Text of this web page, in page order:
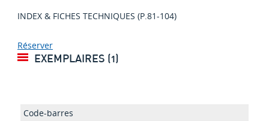
INDEX & FICHES TECHNIQUES (P.81-104)
Réserver
EXEMPLAIRES (1)